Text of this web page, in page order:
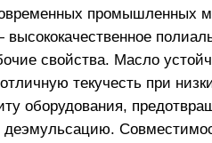
промышленных
высококачественное
свойства. Масло
текучесть при
оборудования,